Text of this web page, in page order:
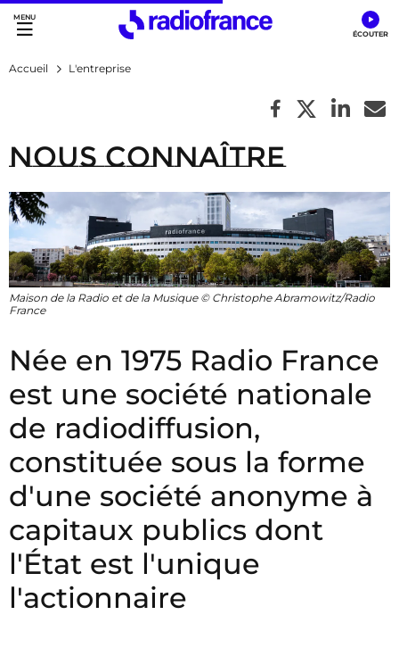
Accès direct :
Menu principal
Contenu
Accueil L'entreprise
Nous connaître
Maison de la Radio et de la Musique © Christophe Abramowitz/Radio
France
Née en 1975 Radio France
est une société nationale
de radiodiffusion,
constituée sous la forme
d'une société anonyme à
capitaux publics dont
l'État est l'unique
l'actionnaire